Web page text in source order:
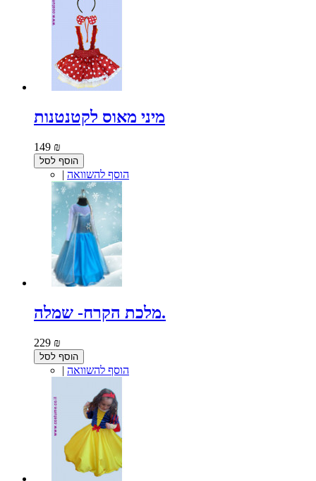
מיני מאוס לקטנטנות
149 ₪
הוסף לסל
| הוסף להשוואה
מלכת הקרח- שמלה.
229 ₪
הוסף לסל
| הוסף להשוואה